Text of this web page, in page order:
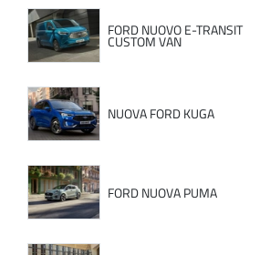
FORD NUOVO E-TRANSIT
CUSTOM VAN
NUOVA FORD KUGA
FORD NUOVA PUMA